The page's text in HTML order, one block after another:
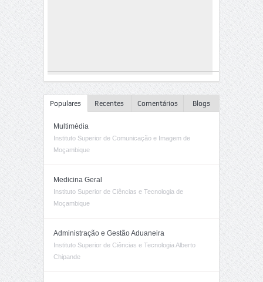
Populares Recentes Comentários Blogs
Multimédia
Instituto Superior de Comunicação e Imagem de
Moçambique
Medicina Geral
Instituto Superior de Ciências e Tecnologia de
Moçambique
Administração e Gestão Aduaneira
Instituto Superior de Ciências e Tecnologia Alberto
Chipande